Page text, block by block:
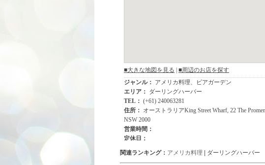
関連ランキング： アメリカ料理 | ダーリングハーバー